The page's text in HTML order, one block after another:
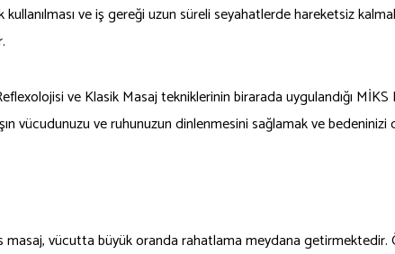
kullanılması ve iş gereği uzun süreli seyahatlerde hareketsiz
ve Klasik Masaj tekniklerinin birarada uygulandığı MİKS
vücudunuzu ve ruhunuzun dinlenmesini sağlamak ve
vücutta büyük oranda rahatlama meydana getirmektedir.